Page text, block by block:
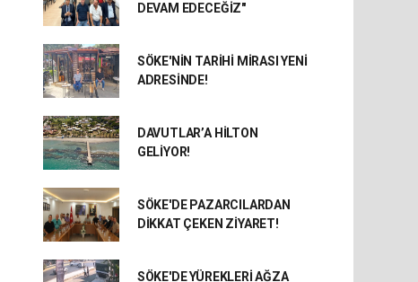
DEVAM EDECEĞİZ"
SÖKE'NİN TARİHİ MİRASI YENİ
ADRESİNDE!
DAVUTLAR’A HİLTON
GELİYOR!
SÖKE'DE PAZARCILARDAN
DİKKAT ÇEKEN ZİYARET!
SÖKE'DE YÜREKLERİ AĞZA